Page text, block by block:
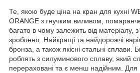
Те, якою буде ціна на кран для кухні
ORANGE з гнучким виливом,
багато в чому залежить від матеріалу,
зроблено. Найкращі та найдорожчі
бронза, а також якісні стальні сплави.
роблять з силуминового сплаву, який
перераховані та є менш надійним.